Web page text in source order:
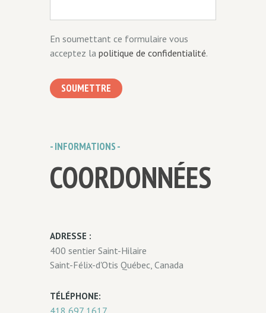
En soumettant ce formulaire vous
acceptez la politique de confidentialité.
SOUMETTRE
- INFORMATIONS -
COORDONNÉES
ADRESSE :
400 sentier Saint-Hilaire
Saint-Félix-d'Otis Québec, Canada
TÉLÉPHONE: